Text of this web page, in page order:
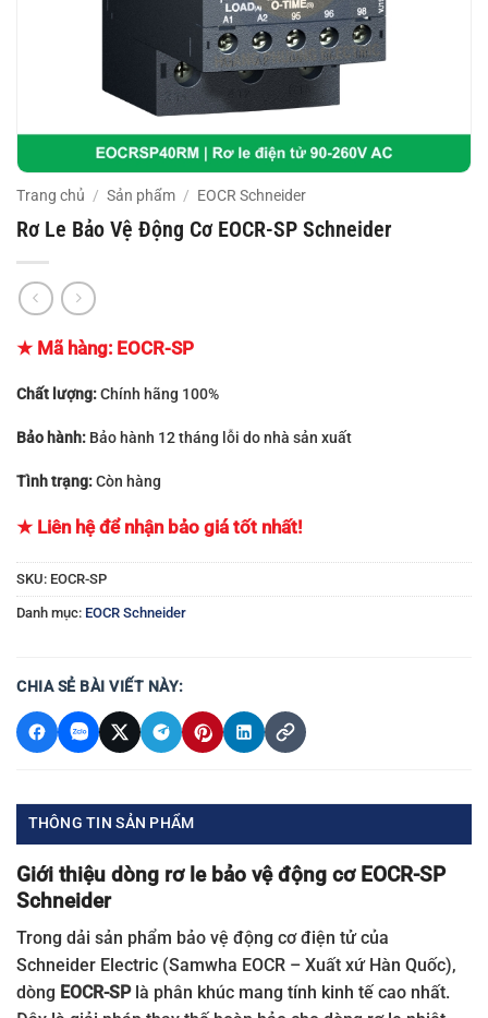
Trang chủ / Sản phẩm / EOCR Schneider
Rơ Le Bảo Vệ Động Cơ EOCR-SP Schneider
★ Mã hàng: EOCR-SP
Chất lượng:Chính hãng 100%
Bảo hành: Bảo hành 12 tháng lỗi do nhà sản xuất
Tình trạng:Còn hàng
★ Liên hệ để nhận bảo giá tốt nhất!
SKU: EOCR-SP
Danh mục: EOCR Schneider
CHIA SẺ BÀI VIẾT NÀY:
THÔNG TIN SẢN PHẨM
Giới thiệu dòng rơ le bảo vệ động cơ EOCR-SP
Schneider
Trong dải sản phẩm bảo vệ động cơ điện tử của
Schneider Electric (Samwha EOCR – Xuất xứ Hàn Quốc),
dòng EOCR-SPlà phân khúc mang tính kinh tế cao nhất.